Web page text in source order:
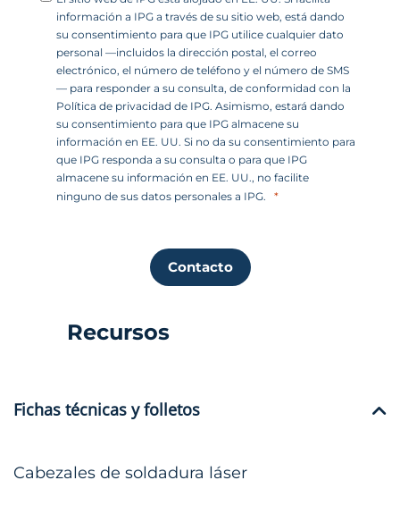
información a IPG a través de su sitio web, está dando
su consentimiento para que IPG utilice cualquier dato
personal —incluidos la dirección postal, el correo
electrónico, el número de teléfono y el número de SMS
— para responder a su consulta, de conformidad con la
Política de privacidad de IPG. Asimismo, estará dando
su consentimiento para que IPG almacene su
información en EE. UU. Si no da su consentimiento para
que IPG responda a su consulta o para que IPG
almacene su información en EE. UU., no facilite
ninguno de sus datos personales a IPG.
Contacto
Recursos
Fichas técnicas y folletos
Cabezales de soldadura láser